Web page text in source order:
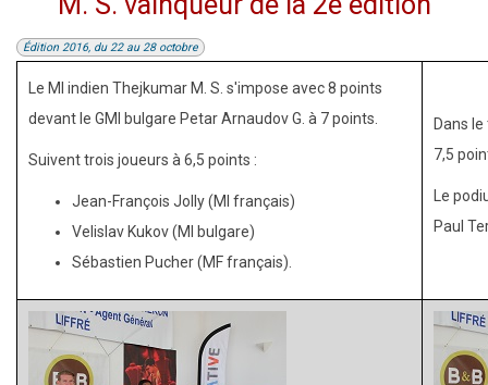
Édition 2016, du 22 au 28 octobre
Le MI indien Thejkumar M. S. s'impose avec 8 points
devant le GMI bulgare Petar Arnaudov G. à 7 points.
Suivent trois joueurs à 6,5 points :
Jean-François Jolly (MI français)
Velislav Kukov (MI bulgare)
Sébastien Pucher (MF français).
Dans
7,5
Le
Paul